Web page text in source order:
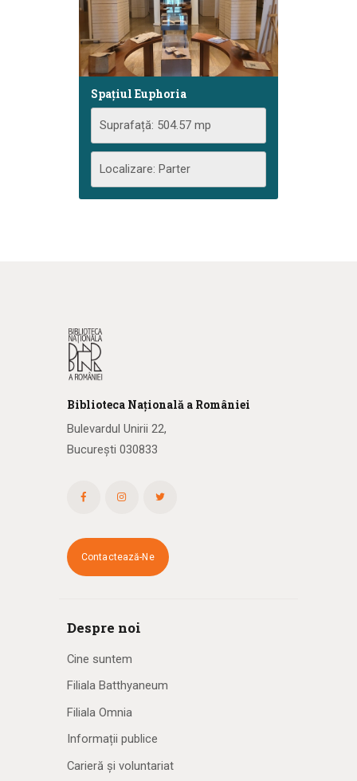
Spațiul Euphoria
Suprafață: 504.57 mp
Localizare: Parter
Biblioteca Națională a României
Bulevardul Unirii 22,
București 030833
Contactează-Ne
Despre noi
Cine suntem
Filiala Batthyaneum
Filiala Omnia
Informații publice
Carieră și voluntariat